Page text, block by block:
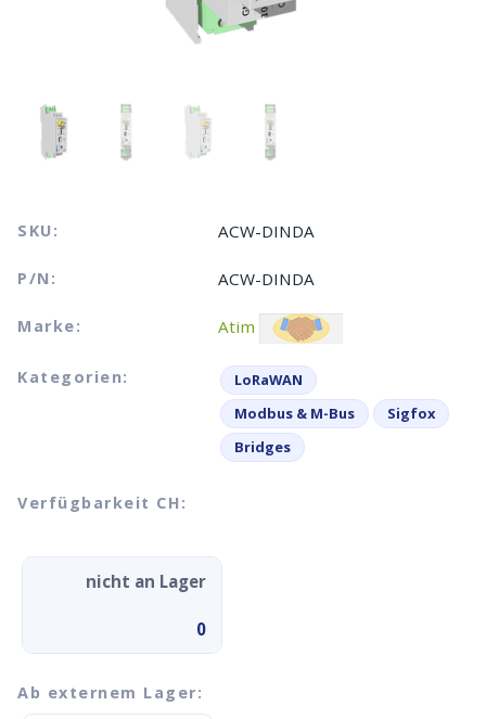
SKU: ACW-DINDA
P/N: ACW-DINDA
Marke: Atim
Kategorien:
LoRaWAN
Modbus & M-Bus
Sigfox
Bridges
Verfügbarkeit CH:
nicht an Lager
0
Ab externem Lager: